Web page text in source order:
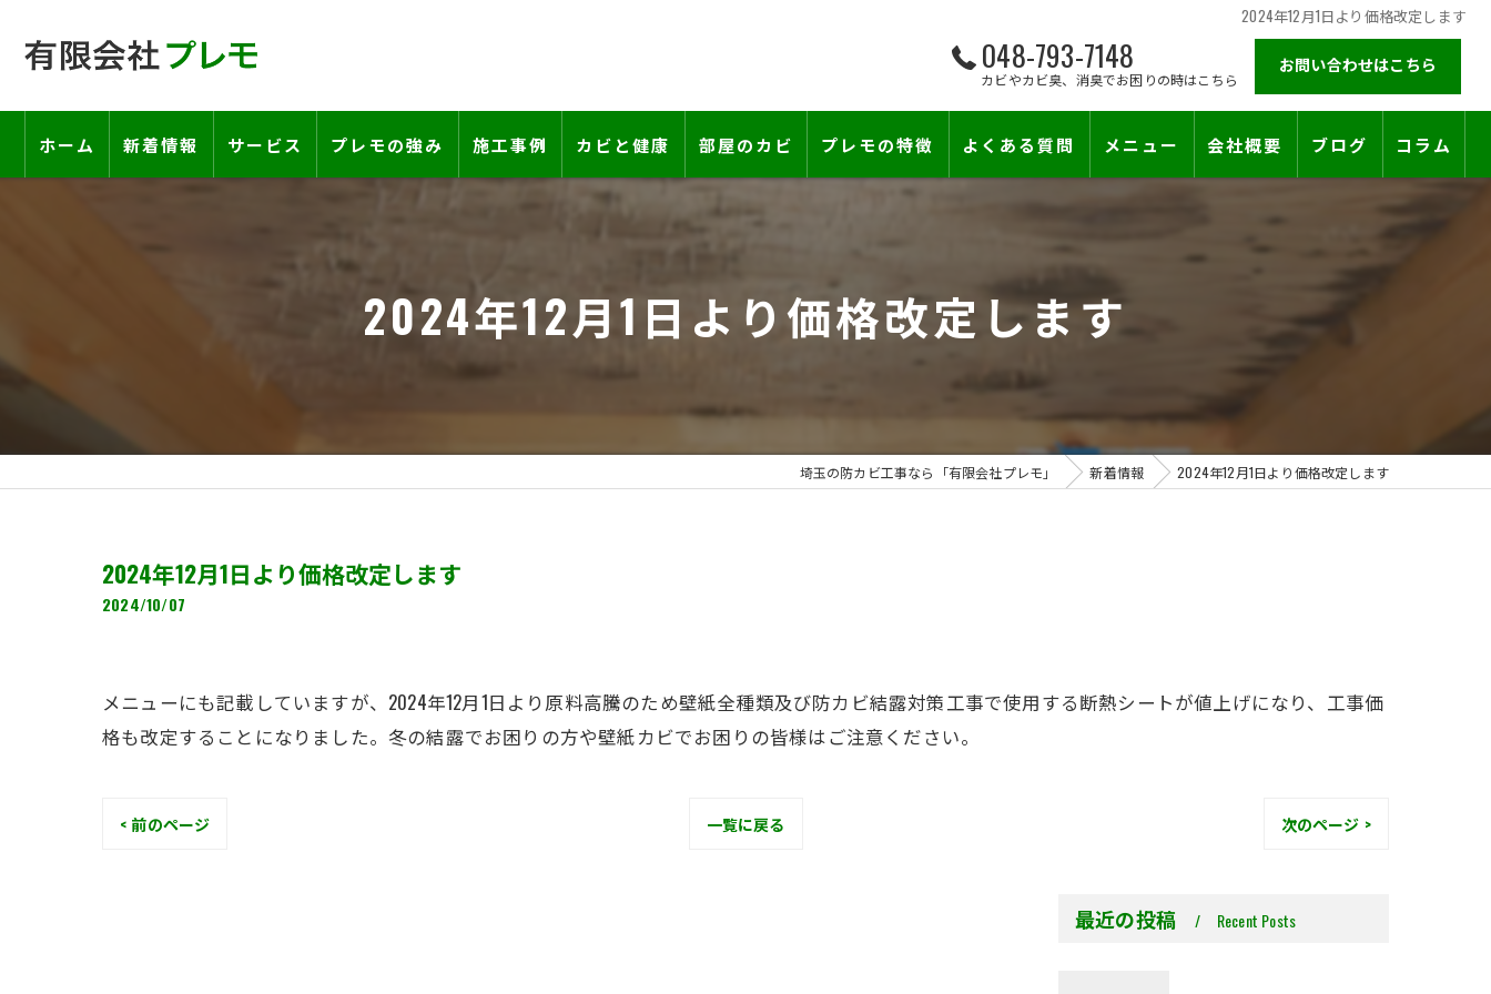
2024年12月1日より価格改定します
048-793-7148
カビやカビ臭、消臭でお困りの時はこちら
お問い合わせはこちら
ホーム 新着情報 サービス プレモの強み 施工事例 カビと健康 部屋のカビ
壁紙カビ・壁紙下地のカビ
カビ臭い部屋
プレモの特徴
漏水事故のカビ
部屋の除菌消臭
よくある質問 メニュー 会社概要
施工対応エリア
ブログ コラム
2024年12月1日より価格改定します
埼玉の防カビ工事なら「有限会社プレモ」 新着情報 2024年12月1日より価格改定します
2024年12月1日より価格改定します
2024/10/07
メニューにも記載していますが、2024年12月1日より原料高騰のため壁紙全種類及び防カビ結露対策工事で使用する断熱シートが値上げになり、工事価
格も改定することになりました。冬の結露でお困りの方や壁紙カビでお困りの皆様はご注意ください。
< 前のページ 一覧に戻る 次のページ >
最近の投稿 Recent Posts